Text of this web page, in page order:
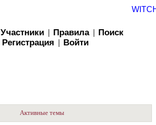
Участники Правила
Поиск
Регистрация
Войти
Активные темы